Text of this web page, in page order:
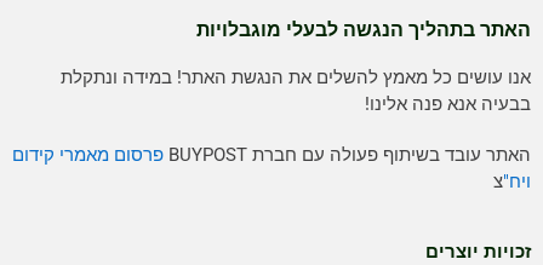
האתר בתהליך הנגשה לבעלי מוגבלויות
אנו עושים כל מאמץ להשלים את הנגשת האתר! במידה ונתקלת
בבעיה אנא פנה אלינו!
האתר עובד בשיתוף פעולה עם חברת BUYPOST
פרסום מאמרי קידום
ויח"צ
זכויות יוצרים